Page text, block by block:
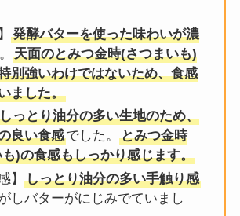
発酵バターを使った味わいが濃
天面のとみつ金時(さつまいも)
別強いわけではないため、食感
ました。
っとり油分の多い生地のため、
良い食感でした。
とみつ金時
)の食感もしっかり感じます。
】
しっとり油分の多い手触り感
しバターがにじみでていまし